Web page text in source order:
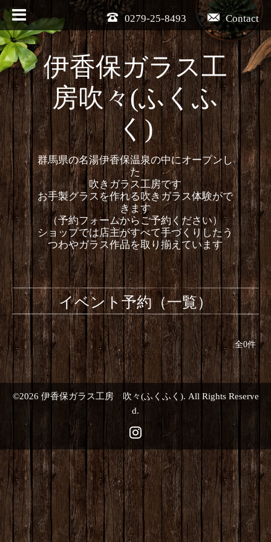
Contact
0279-25-8493
伊香保ガラス工
房吹々(ふくふ
く)
群馬県の名湯伊香保温泉の中にオープンし
た
吹きガラス工房です
お手製グラスを作れる吹きガラス体験がで
きます
（予約フォームからご予約ください）
ショップでは店主がすべて手づくりしたう
つわやガラス作品を取り揃えています
イベント予約（一覧）
全0件
©2026 伊香保ガラス工房 吹々(ふくふく). All Rights Reserve
d.